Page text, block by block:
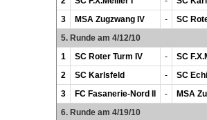
3
MSA Zugzwang IV -
SC
5. Runde am 4/12/10
1
SC Roter Turm IV -
SC
2
SC Karlsfeld -
SC
3
FC Fasanerie-Nord II -
MSA
6. Runde am 4/19/10